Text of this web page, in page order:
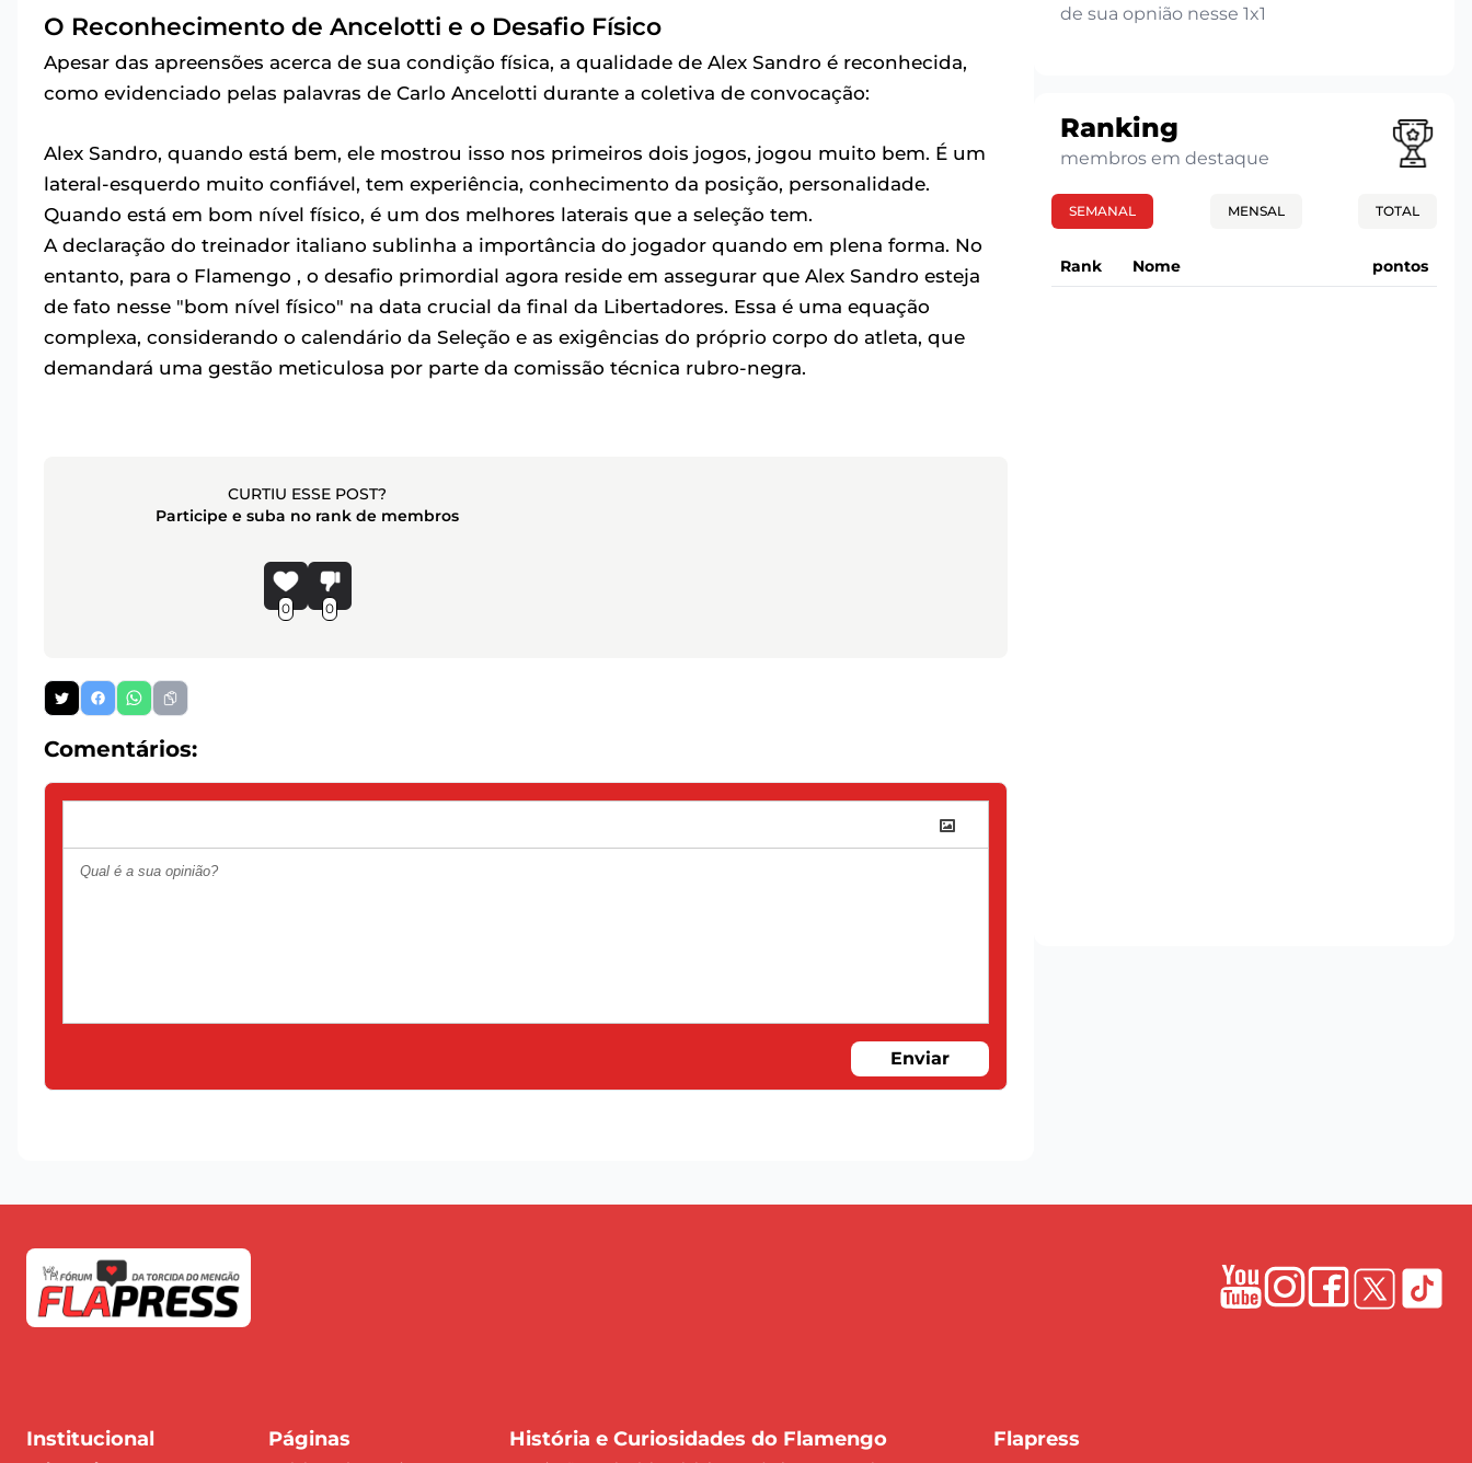
O Reconhecimento de Ancelotti e o Desafio Físico
Apesar das apreensões acerca de sua condição física, a qualidade de Alex Sandro é reconhecida,
como evidenciado pelas palavras de Carlo Ancelotti durante a coletiva de convocação:
Alex Sandro, quando está bem, ele mostrou isso nos primeiros dois jogos, jogou muito bem. É um
lateral-esquerdo muito confiável, tem experiência, conhecimento da posição, personalidade.
Quando está em bom nível físico, é um dos melhores laterais que a seleção tem.
A declaração do treinador italiano sublinha a importância do jogador quando em plena forma. No
entanto, para o Flamengo , o desafio primordial agora reside em assegurar que Alex Sandro esteja
de fato nesse "bom nível físico" na data crucial da final da Libertadores. Essa é uma equação
complexa, considerando o calendário da Seleção e as exigências do próprio corpo do atleta, que
demandará uma gestão meticulosa por parte da comissão técnica rubro-negra.
CURTIU ESSE POST?
Participe e suba no rank de membros
0 0
Comentários:
Enviar
de sua opnião nesse 1x1
Ranking
membros em destaque
SEMANAL MENSAL TOTAL
Rank Nome pontos
Institucional Páginas História e Curiosidades do Flamengo Flapress